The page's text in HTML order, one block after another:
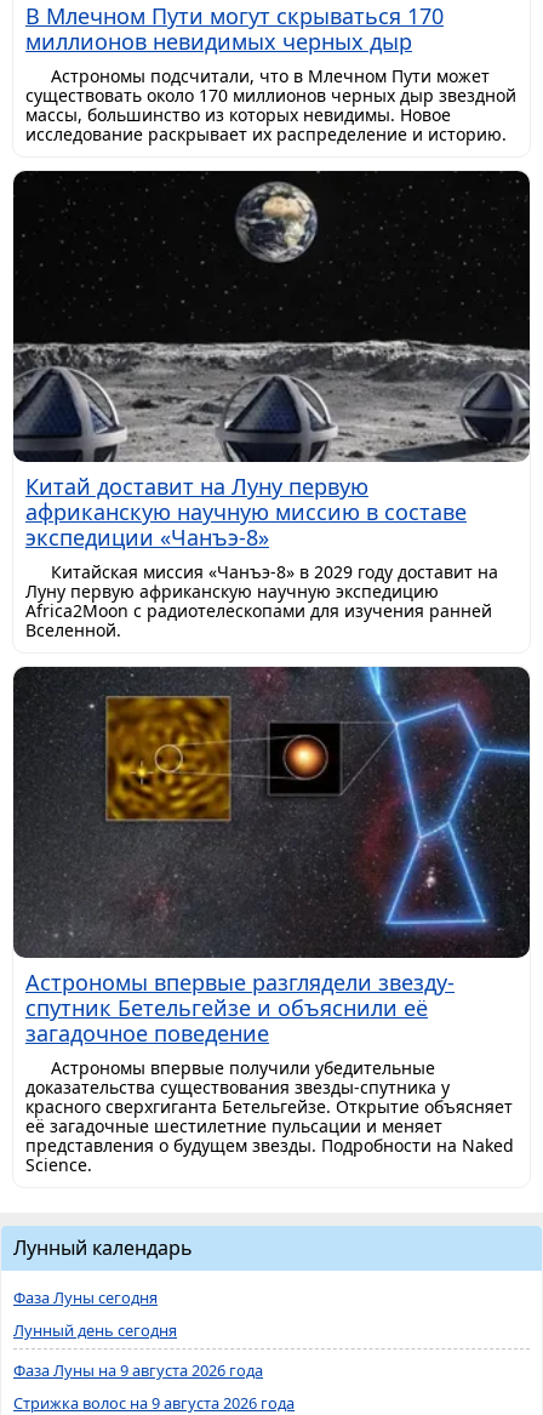
В Млечном Пути могут скрываться 170
миллионов невидимых черных дыр
Астрономы подсчитали, что в Млечном Пути может
существовать около 170 миллионов черных дыр звездной
массы, большинство из которых невидимы. Новое
исследование раскрывает их распределение и историю.
Китай доставит на Луну первую
африканскую научную миссию в составе
экспедиции «Чанъэ-8»
Китайская миссия «Чанъэ-8» в 2029 году доставит на
Луну первую африканскую научную экспедицию
Africa2Moon с радиотелескопами для изучения ранней
Вселенной.
Астрономы впервые разглядели звезду-
спутник Бетельгейзе и объяснили её
загадочное поведение
Астрономы впервые получили убедительные
доказательства существования звезды-спутника у
красного сверхгиганта Бетельгейзе. Открытие объясняет
её загадочные шестилетние пульсации и меняет
представления о будущем звезды. Подробности на Naked
Science.
Лунный календарь
Фаза Луны сегодня
Лунный день сегодня
Фаза Луны на 9 августа 2026 года
Стрижка волос на 9 августа 2026 года